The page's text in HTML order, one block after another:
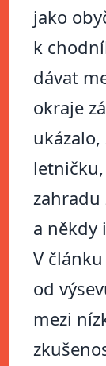
jako
k
dávat
okraje
a někdy
V
od
mezi